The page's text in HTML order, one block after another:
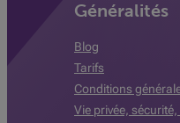
Généralités
Blog
Tarifs
Conditions
Vie privée,